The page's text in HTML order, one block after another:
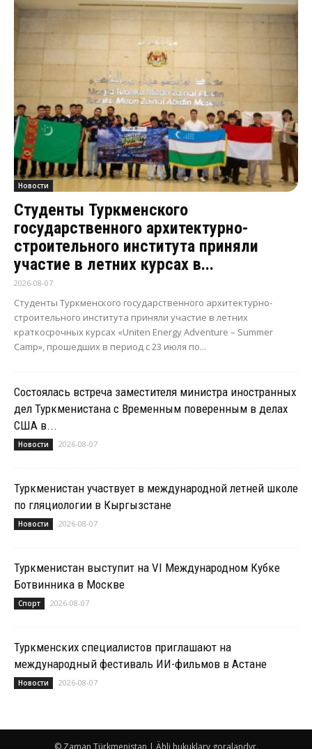
Новости
Студенты Туркменского
государственного архитектурно-
строительного института приняли
участие в летних курсах в...
2026-08-07
Студенты Туркменского государственного архитектурно-
строительного института приняли участие в летних
краткосрочных курсах «Uniten Energy Adventure – Summer
Camp», прошедших в период с 23 июля по...
Состоялась встреча заместителя министра иностранных
дел Туркменистана с Временным поверенным в делах
США в...
Новости 2026-08-07
Туркменистан участвует в международной летней школе
по гляциологии в Кыргызстане
Новости 2026-08-07
Туркменистан выступит на VI Международном Кубке
Ботвинника в Москве
Спорт 2026-08-07
Туркменских специалистов приглашают на
международный фестиваль ИИ-фильмов в Астане
Новости 2026-08-07